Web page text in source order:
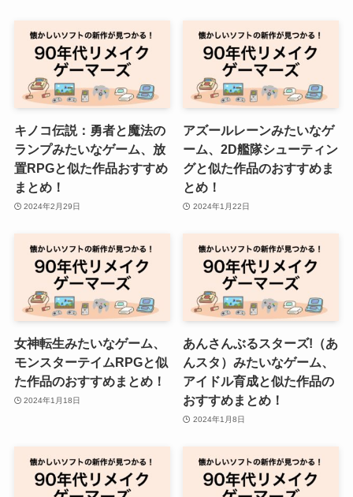
キノコ伝説：勇者と魔法の
ランプみたいなゲーム、放
置RPGと似た作品おすすめ
まとめ！
2024年2月29日
アズールレーンみたいなゲ
ーム、2D艦隊シューティン
グと似た作品のおすすめま
とめ！
2024年1月22日
女神転生みたいなゲーム、
モンスターテイムRPGと似
た作品のおすすめまとめ！
2024年1月18日
あんさんぶるスターズ!（あ
んスタ）みたいなゲーム、
アイドル育成と似た作品の
おすすめまとめ！
2024年1月8日